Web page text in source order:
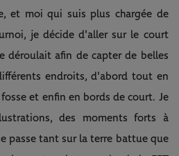
et moi qui suis plus chargée de
je décide d'aller sur le court
déroulait afin de capter de belles
endroits, d'abord tout en
et enfin en bords de court. Je
des moments forts à
passe tant sur la terre battue que